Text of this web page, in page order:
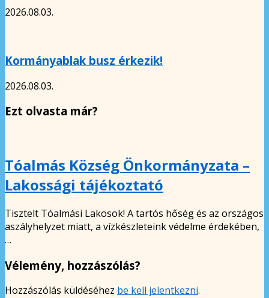
2026.08.03.
Kormányablak busz érkezik!
2026.08.03.
Ezt olvasta már?
Tóalmás Község Önkormányzata –
Lakossági tájékoztató
Tisztelt Tóalmási Lakosok! A tartós hőség és az országos
aszályhelyzet miatt, a vízkészleteink védelme érdekében,
…
Vélemény, hozzászólás?
Hozzászólás küldéséhez be kell jelentkezni.